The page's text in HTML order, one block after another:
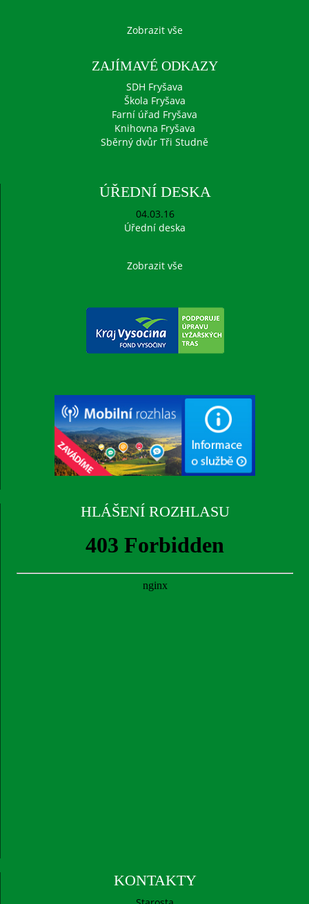
Zobrazit vše
ZAJÍMAVÉ ODKAZY
SDH Fryšava
Škola Fryšava
Farní úřad Fryšava
Knihovna Fryšava
Sběrný dvůr Tři Studně
ÚŘEDNÍ DESKA
04.03.16
Úřední deska
Zobrazit vše
HLÁŠENÍ ROZHLASU
KONTAKTY